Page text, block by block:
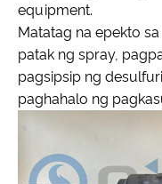
equipment.
Matatag na epekto
patak ng spray,
pagsipsip ng
paghahalo ng